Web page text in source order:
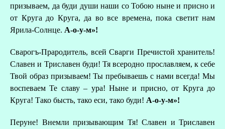
призываем, да буди души наши со Тобою ныне и присно и
от Круга до Круга, да во все времена, пока светит нам
Ярила-Солнце. А-о-у-м»!
Сварогъ-Прародитель, всей Сварги Пречистой хранитель!
Славен и Триславен буди! Тя всеродно прославляем, к себе
Твой образ призываем! Ты пребываешь с нами всегда! Мы
воспеваем Те славу – ура! Ныне и присно, от Круга до
Круга! Тако бысть, тако еси, тако буди! А-о-у-м»!
Перуне! Внемли призывающим Тя! Славен и Триславен